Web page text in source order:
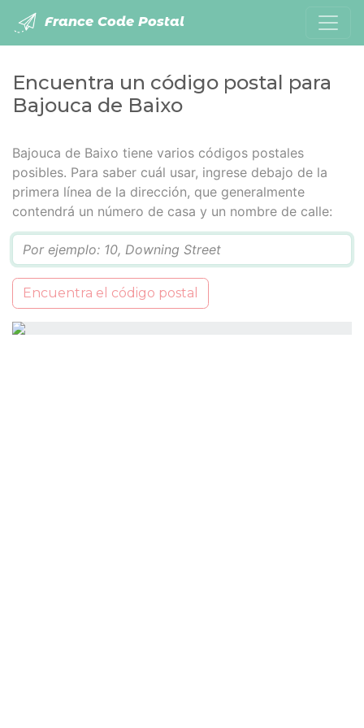
France Code Postal
Encuentra un código postal para
Bajouca de Baixo
Bajouca de Baixo tiene varios códigos postales
posibles. Para saber cuál usar, ingrese debajo de la
primera línea de la dirección, que generalmente
contendrá un número de casa y un nombre de calle:
Encuentra el código postal